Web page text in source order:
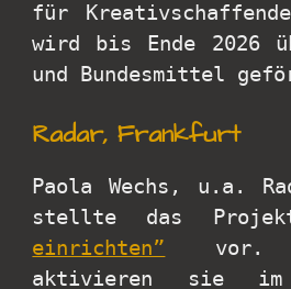
für
wird bis Ende 2026
und Bundesmittel
Radar, Frankfurt
Paola Wechs, u.a.
stellte das
einrichten” vor.
aktivieren sie im